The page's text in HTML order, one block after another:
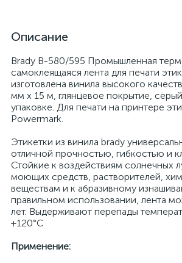
Описание
Brady B-580/595 Промышленная
самоклеящаяся лента для печати
изготовлена винила высокого
мм х 15 м, глянцевое покрытие, серый
упаковке. Для печати на принтере
Powermark.
Этикетки из винила brady
отличной прочностью, гибкостью и
Стойкие к воздействиям солнечных
моющих средств, растворителей,
веществам и к абразивному
правильном использовании, лента
лет. Выдерживают перепады
+120°С
Применение: